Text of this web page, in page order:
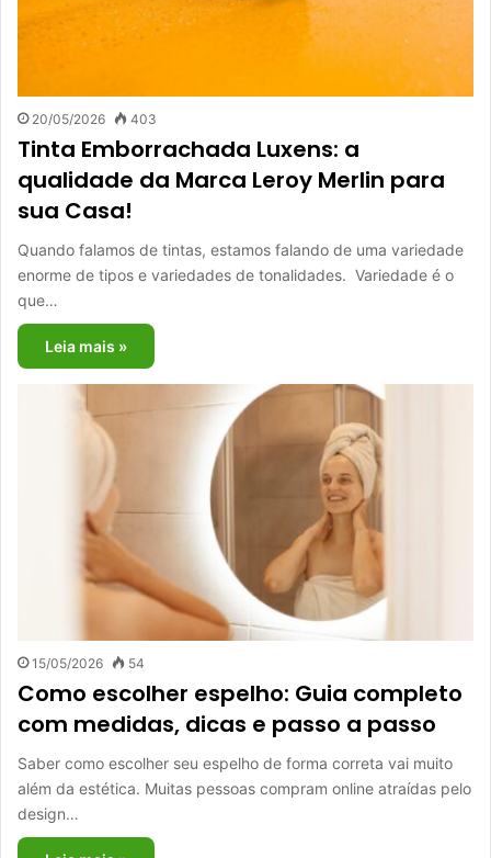
20/05/2026 403
Tinta Emborrachada Luxens: a
qualidade da Marca Leroy Merlin para
sua Casa!
Quando falamos de tintas, estamos falando de uma variedade
enorme de tipos e variedades de tonalidades. Variedade é o
que…
Leia mais »
15/05/2026 54
Como escolher espelho: Guia completo
com medidas, dicas e passo a passo
Saber como escolher seu espelho de forma correta vai muito
além da estética. Muitas pessoas compram online atraídas pelo
design…